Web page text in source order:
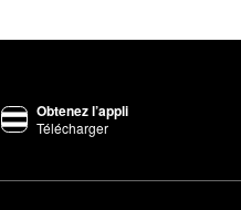
Obtenez l’appli
Télécharger